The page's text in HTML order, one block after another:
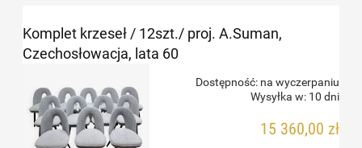
Komplet krzeseł / 12szt./ proj. A.Suman,
Czechosłowacja, lata 60
Dostępność: na wyczerpaniu
Wysyłka w: 10 dni
15 360,00 zł